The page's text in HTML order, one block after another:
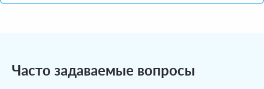
Часто задаваемые вопросы